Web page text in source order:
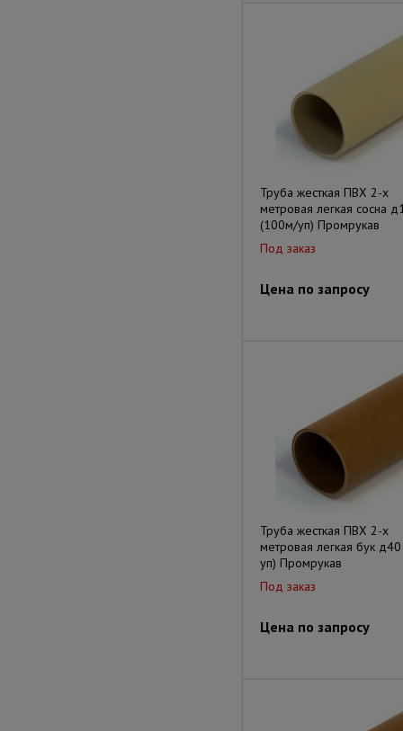
Труба жесткая ПВХ 2-х
метровая легкая сосна
(100м/уп) Промрукав
Под заказ
Цена по запросу
Труба жесткая ПВХ 2-х
метровая легкая бук
уп) Промрукав
Под заказ
Цена по запросу